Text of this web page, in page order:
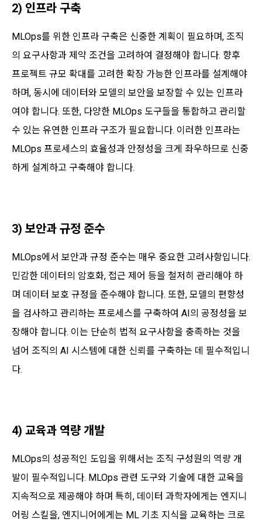
2) 인프라 구축
MLOps를 위한 인프라 구축은 신중한 계획이 필요하며, 조직
의 요구사항과 제약 조건을 고려하여 결정해야 합니다. 향후
프로젝트 규모 확대를 고려한 확장 가능한 인프라를 설계해야
하며, 동시에 데이터와 모델의 보안을 보장할 수 있는 인프라
여야 합니다. 또한, 다양한 MLOps 도구들을 통합하고 관리할
수 있는 유연한 인프라 구조가 필요합니다. 이러한 인프라는
MLOps 프로세스의 효율성과 안정성을 크게 좌우하므로 신중
하게 설계하고 구축해야 합니다.
3) 보안과 규정 준수
MLOps에서 보안과 규정 준수는 매우 중요한 고려사항입니다.
민감한 데이터의 암호화, 접근 제어 등을 철저히 관리해야 하
며 데이터 보호 규정을 준수해야 합니다. 또한, 모델의 편향성
을 검사하고 관리하는 프로세스를 구축하여 AI의 공정성을 보
장해야 합니다. 이는 단순히 법적 요구사항을 충족하는 것을
넘어 조직의 AI 시스템에 대한 신뢰를 구축하는 데 필수적입니
다.
4) 교육과 역량 개발
MLOps의 성공적인 도입을 위해서는 조직 구성원의 역량 개
발이 필수적입니다. MLOps 관련 도구와 기술에 대한 교육을
지속적으로 제공해야 하며 특히, 데이터 과학자에게는 엔지니
어링 스킬을, 엔지니어에게는 ML 기초 지식을 교육하는 크로